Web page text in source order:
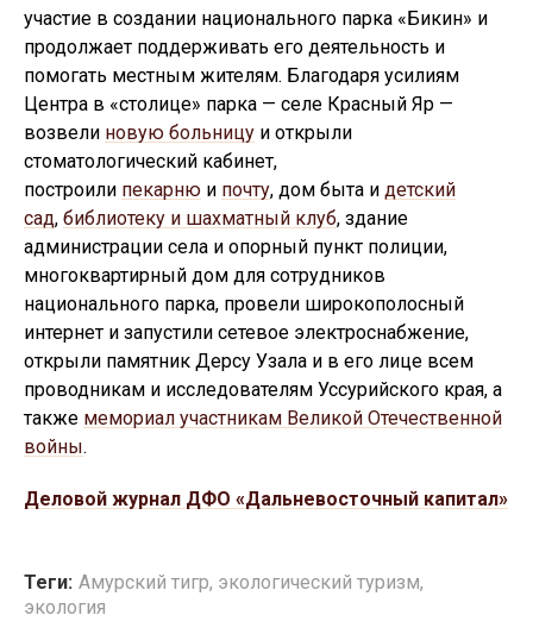
участие в создании национального парка «Бикин» и
продолжает поддерживать его деятельность и
помогать местным жителям. Благодаря усилиям
Центра в «столице» парка — селе Красный Яр —
возвели новую больницу и открыли
стоматологический кабинет,
построили пекарню и почту, дом быта и детский
сад, библиотеку и шахматный клуб, здание
администрации села и опорный пункт полиции,
многоквартирный дом для сотрудников
национального парка, провели широкополосный
интернет и запустили сетевое электроснабжение,
открыли памятник Дерсу Узала и в его лице всем
проводникам и исследователям Уссурийского края, а
также мемориал участникам Великой Отечественной
войны.
Деловой журнал ДФО «Дальневосточный капитал»
Теги: Амурский тигр, экологический туризм,
экология